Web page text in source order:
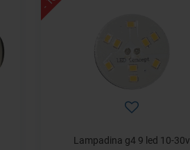
Lampadina g4 9 led 10-30v